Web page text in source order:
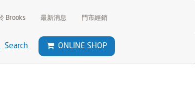
Brooks 最新消息 門市經銷
Search ONLINE SHOP